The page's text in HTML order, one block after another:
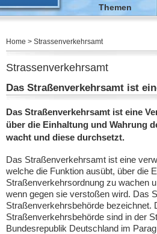
Themen
Home > Strassenverkehrsamt
Strassenverkehrsamt
Das Straßenverkehrsamt ist
Das Straßenverkehrsamt ist eine
über die Einhaltung und Wahrung
wacht und diese durchsetzt.
Das Straßenverkehrsamt ist eine
welche die Funktion ausübt, über die
Straßenverkehrsordnung zu wachen
wenn gegen sie verstoßen wird. Das
Straßenverkehrsbehörde
Straßenverkehrsbehörde sind in der
Bundesrepublik Deutschland im